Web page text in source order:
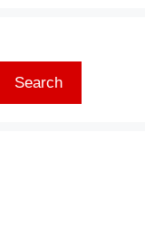
Search